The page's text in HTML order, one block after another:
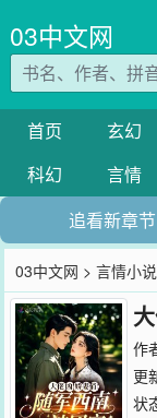
03中文网
首页 玄幻
科幻
言情
追看新章
03中文网 >言情小说
作
更
状